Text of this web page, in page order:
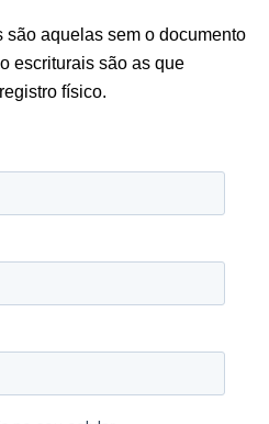
aquelas sem o documento
escriturais são as que
físico.